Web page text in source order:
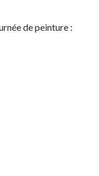
de peinture :